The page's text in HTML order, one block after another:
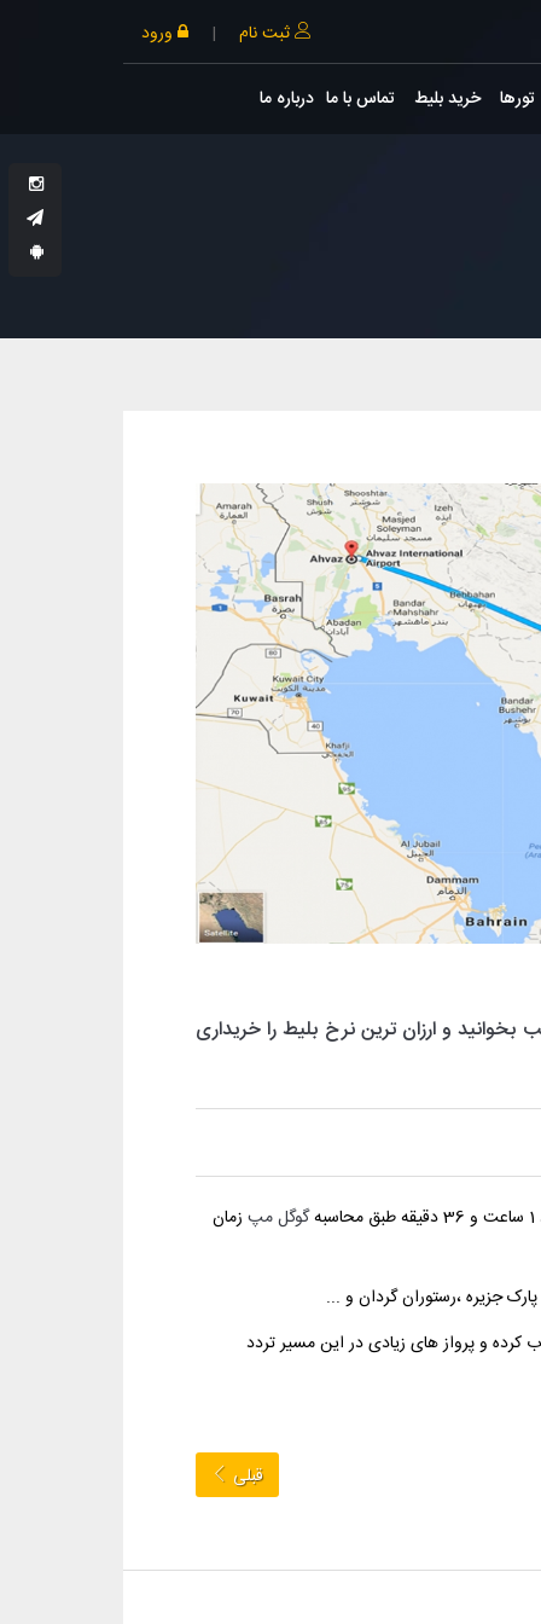
ثبت نام | ورود
تورها خرید بلیط تماس با ما درباره ما
و ارزان ترین نرخ بلیط را خریداری
گوگل مپ زمان
جزیره ،رستوران گردان و ...
کرده و پرواز های زیادی در این مسیر تردد
قبلی